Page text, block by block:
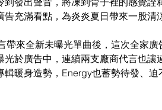
充滿看點，為炎炎夏日帶來一股清
帶來全新未曝光單曲後，這次全家
於廣告中，連續兩支廠商代言也讓
暖身造勢，Energy也蓄勢待發、